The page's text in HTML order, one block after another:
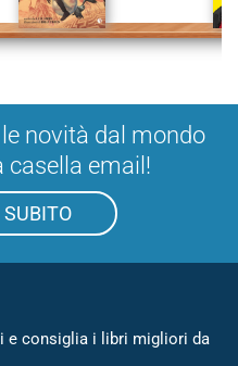
novità dal mondo
casella email!
e consiglia i libri migliori da